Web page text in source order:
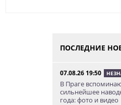
ПОСЛЕДНИЕ
07.08.26 19:50
В Праге
сильнейшее
года: фото и видео